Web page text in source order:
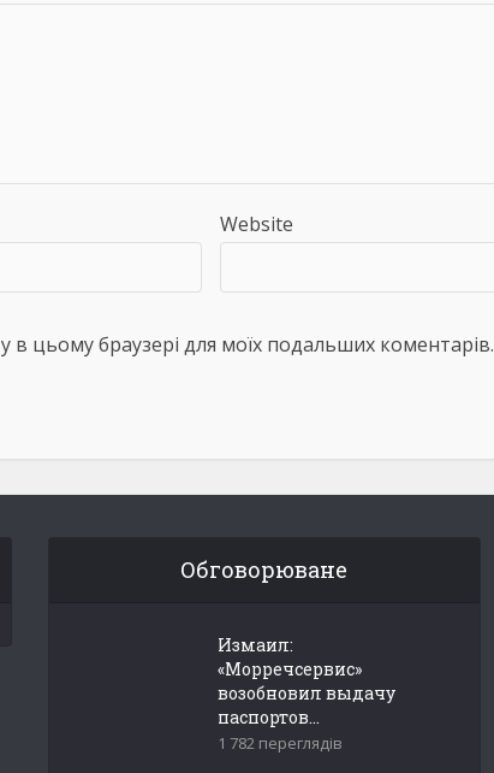
Website
в цьому браузері для моїх подальших коментарів.
Обговорюване
Измаил:
«Морречсервис»
возобновил выдачу
паспортов...
1 782 переглядів